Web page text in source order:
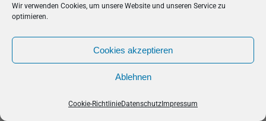
Wir verwenden Cookies, um unsere Website und unseren Service zu
optimieren.
Cookies akzeptieren
Ablehnen
Cookie-RichtlinieDatenschutz Impressum